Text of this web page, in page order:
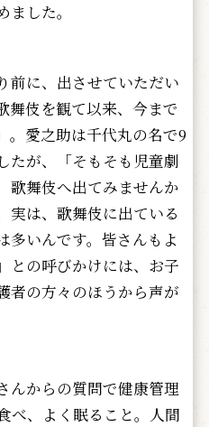
した。
前に、出させていただい
舞伎を観て以来、今まで
。愛之助は千代丸の名で9
たが、「そもそも児童劇
歌舞伎へ出てみませんか
実は、歌舞伎に出ている
多いんです。皆さんもよ
との呼びかけには、お子
者の方々のほうから声が
んからの質問で健康管理
べ、よく眠ること。人間